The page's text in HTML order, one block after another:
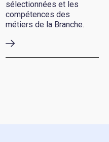
sélectionnées et les
compétences des
métiers de la Branche.